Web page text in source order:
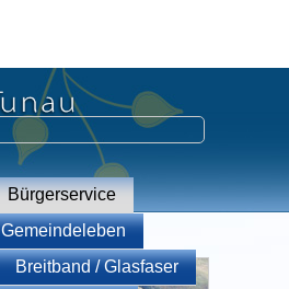
Bürgerservice
Gemeindeleben
Breitband / Glasfaser